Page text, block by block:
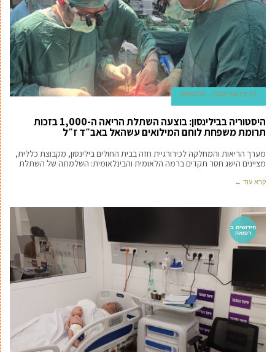
29 בינואר 2026 גל טוויטו
היסטוריה בבילינסון: בוצעה השתלת הריאה ה-1,000 בזכות
תרומת משפחת לוחם המילואים עשהאל באב״ד ז״ל
מערך הריאות והמחלקה לכירורגיית חזה בבית החולים בילינסון, מקבוצת כללית,
מציינים הישג חסר תקדים ברמה הלאומית והבינלאומית: השלמתה של השתלת
קרא עוד ←
חידושים ב
רפואה